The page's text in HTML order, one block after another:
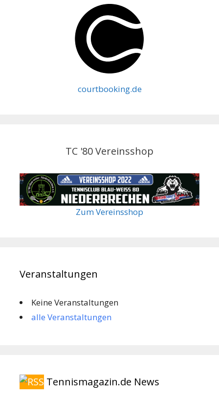
courtbooking.de
TC '80 Vereinsshop
Zum Vereinsshop
Veranstaltungen
Keine Veranstaltungen
alle Veranstaltungen
Tennismagazin.de News